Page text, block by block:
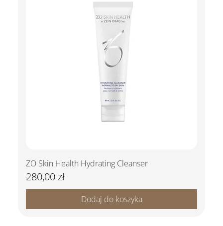
ZO Skin Health Hydrating Cleanser
Cena
280,00 zł
Dodaj do koszyka